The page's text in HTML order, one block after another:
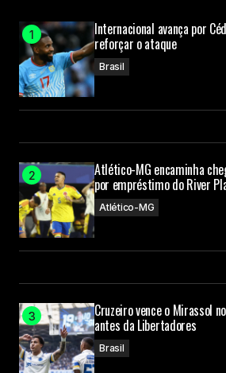
Internacional avança por
reforçar o ataque
Brasil
Atlético-MG encaminha
por empréstimo do River
Atlético-MG
Cruzeiro vence o Mirassol
antes da Libertadores
Brasil